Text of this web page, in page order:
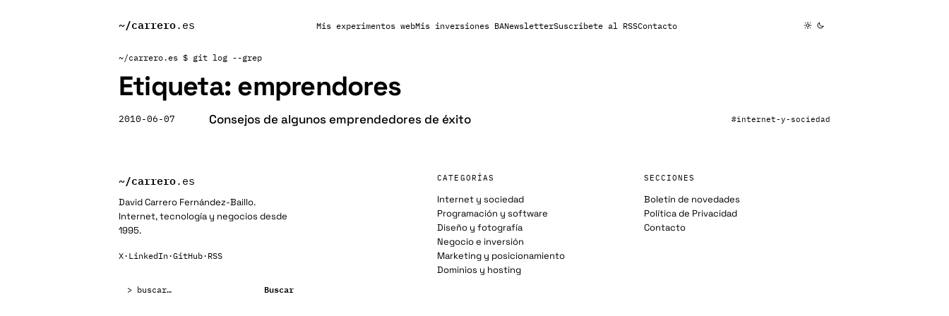
~/carrero.es Mis experimentos webMis inversiones BANewsletterSuscribete al RSSContacto
~/carrero.es $ git log --grep
Etiqueta: emprendores
2010-06-07 Consejos de algunos emprendedores de éxito #internet-y-sociedad
~/carrero.es
David Carrero Fernández-Baillo.
Internet, tecnología y negocios desde
1995.
X· LinkedIn·GitHub· RSS
Buscar
CATEGORÍAS
Internet y sociedad
Programación y software
Diseño y fotografía
Negocio e inversión
Marketing y posicionamiento
Dominios y hosting
SECCIONES
Boletín de novedades
Política de Privacidad
Contacto